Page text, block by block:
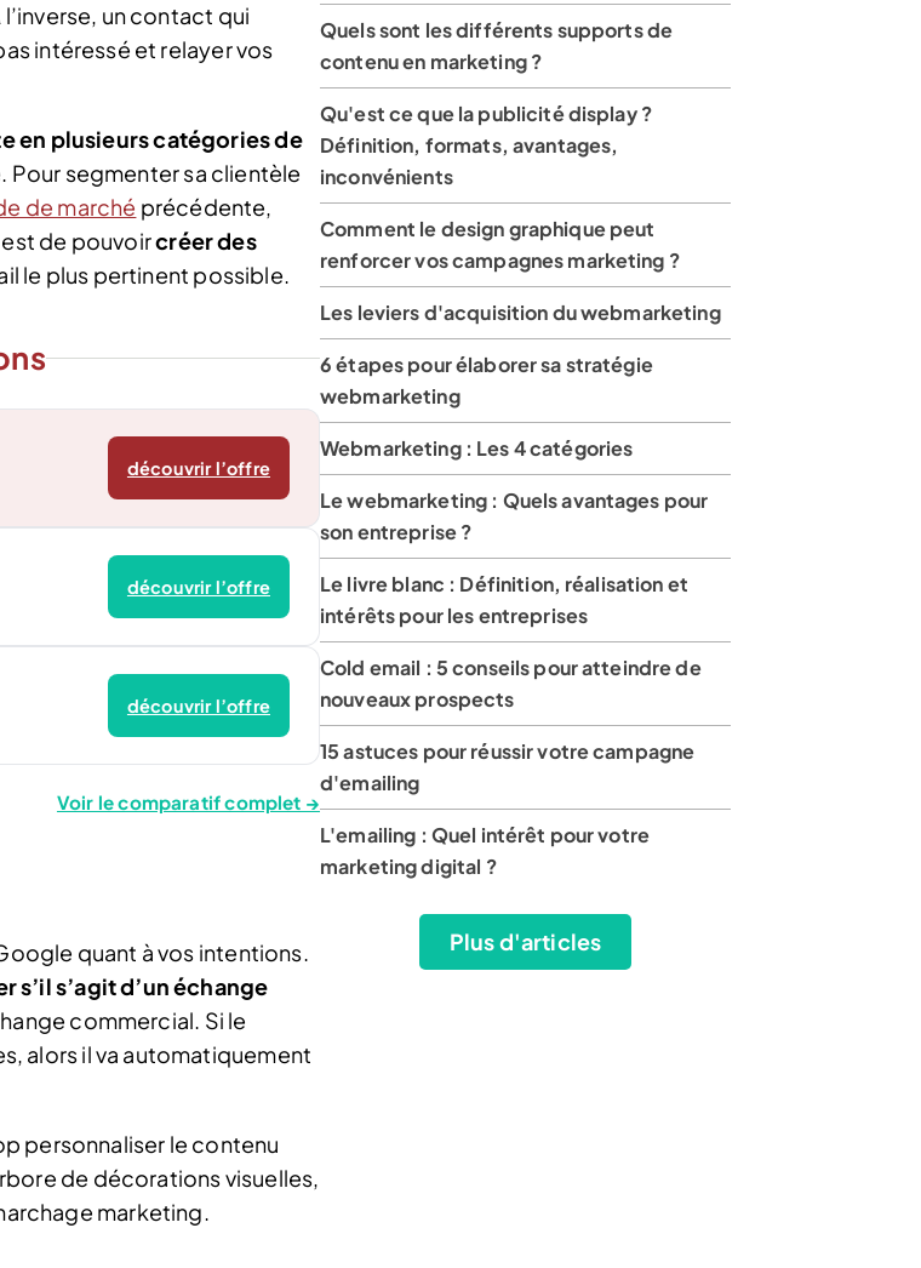
un contact qui
intéressé et relayer vos
en plusieurs catégories de
Pour segmenter sa clientèle
de marché précédente,
est de pouvoircréer des
le plus pertinent possible.
découvrir l’offre
découvrir l’offre
découvrir l’offre
Voir le comparatif complet →
quant à vos intentions.
s’agit d’un échange
commercial. Si le
alors il va automatiquement
personnaliser le contenu
de décorations visuelles,
marketing.
Quels sont les différents supports de
contenu en marketing ?
Qu'est ce que la publicité display ?
Définition, formats, avantages,
inconvénients
Comment le design graphique peut
renforcer vos campagnes marketing ?
Les leviers d'acquisition du webmarketing
6 étapes pour élaborer sa stratégie
webmarketing
Webmarketing : Les 4 catégories
Le webmarketing : Quels avantages pour
son entreprise ?
Le livre blanc : Définition, réalisation et
intérêts pour les entreprises
Cold email : 5 conseils pour atteindre de
nouveaux prospects
15 astuces pour réussir votre campagne
d'emailing
L'emailing : Quel intérêt pour votre
marketing digital ?
Plus d'articles